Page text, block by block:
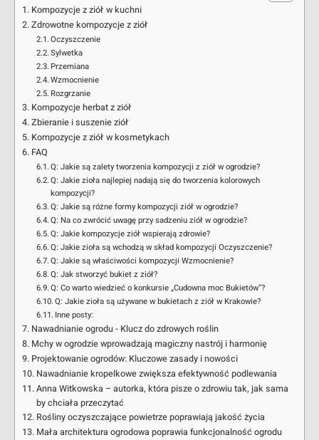
Kompozycje z ziół w kuchni
Zdrowotne kompozycje z ziół
Oczyszczenie
Sylwetka
Przemiana
Wzmocnienie
Rozgrzanie
Kompozycje herbat z ziół
Zbieranie i suszenie ziół
Kompozycje z ziół w kosmetykach
FAQ
Q: Jakie są zalety tworzenia kompozycji z ziół w ogrodzie?
Q: Jakie zioła najlepiej nadają się do tworzenia kolorowych
kompozycji?
Q: Jakie są różne formy kompozycji ziół w ogrodzie?
Q: Na co zwrócić uwagę przy sadzeniu ziół w ogrodzie?
Q: Jakie kompozycje ziół wspierają zdrowie?
Q: Jakie zioła są wchodzą w skład kompozycji Oczyszczenie?
Q: Jakie są właściwości kompozycji Wzmocnienie?
Q: Jak stworzyć bukiet z ziół?
Q: Co warto wiedzieć o konkursie „Cudowna moc Bukietów”?
Q: Jakie zioła są używane w bukietach z ziół w Krakowie?
Inne posty:
Nawadnianie ogrodu - Klucz do zdrowych roślin
Mchy w ogrodzie wprowadzają magiczny nastrój i harmonię
Projektowanie ogrodów: Kluczowe zasady i nowości
Nawadnianie kropelkowe zwiększa efektywność podlewania
Anna Witkowska – autorka, która pisze o zdrowiu tak, jak sama
by chciała przeczytać
Rośliny oczyszczające powietrze poprawiają jakość życia
Mała architektura ogrodowa poprawia funkcjonalność ogrodu